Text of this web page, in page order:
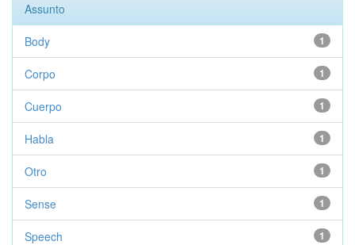
Assunto
1
Body
1
Corpo
1
Cuerpo
1
Habla
1
Otro
1
Sense
1
Speech